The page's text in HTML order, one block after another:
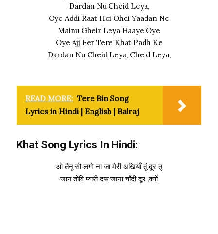
Dardan Nu Cheid Leya,
Oye Addi Raat Hoi Ohdi Yaadan Ne
Mainu Gheir Leya Haaye Oye
Oye Ajj Fer Tere Khat Padh Ke
Dardan Nu Cheid Leya, Cheid Leya,
READ MORE: Tere Bin Song
Lyrics in Hindi | English | Balraj
Khat Song Lyrics In Hindi:
ओ तैनू सौ लग्गे ना जा मेरी अखियाँ तूं दूर तू
जान तोवि प्यारी दस जाना चॉंदी दूर ,क्यों